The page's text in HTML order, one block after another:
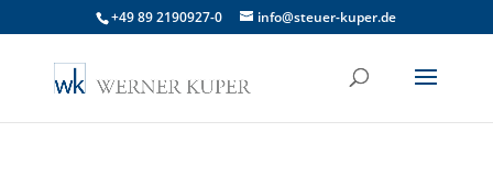
+49 89 2190927-0 info@steuer-kuper.de